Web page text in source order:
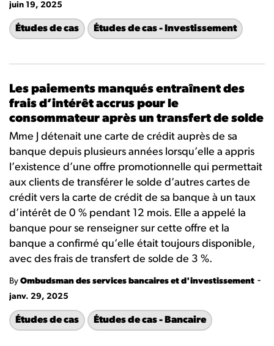
juin 19, 2025
Études de cas Études de cas - Investissement
Les paiements manqués entraînent des
frais d’intérêt accrus pour le
consommateur après un transfert de solde
Mme J détenait une carte de crédit auprès de sa
banque depuis plusieurs années lorsqu’elle a appris
l’existence d’une offre promotionnelle qui permettait
aux clients de transférer le solde d’autres cartes de
crédit vers la carte de crédit de sa banque à un taux
d’intérêt de 0 % pendant 12 mois. Elle a appelé la
banque pour se renseigner sur cette offre et la
banque a confirmé qu’elle était toujours disponible,
avec des frais de transfert de solde de 3 %.
By Ombudsman des services bancaires et d'investissement -
janv. 29, 2025
Études de cas Études de cas - Bancaire